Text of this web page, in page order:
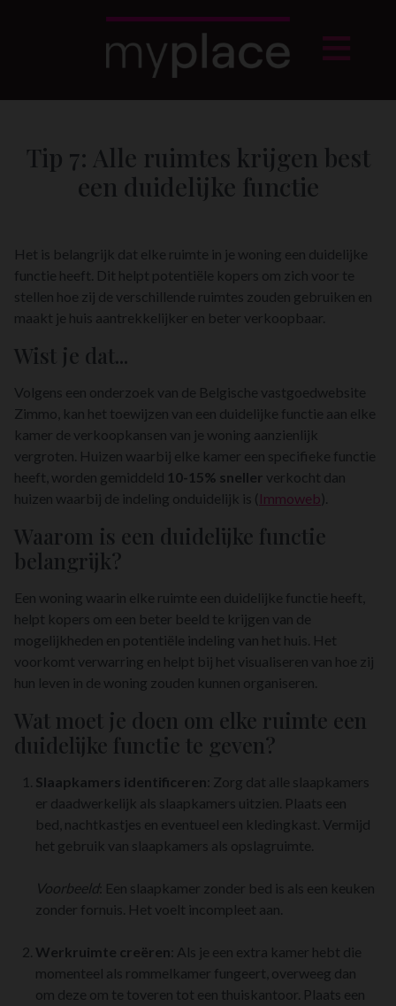
Tip 7: Alle ruimtes krijgen best
een duidelijke functie
Het is belangrijk dat elke ruimte in je woning een duidelijke
functie heeft. Dit helpt potentiële kopers om zich voor te
stellen hoe zij de verschillende ruimtes zouden gebruiken en
maakt je huis aantrekkelijker en beter verkoopbaar.
Wist je dat...
Volgens een onderzoek van de Belgische vastgoedwebsite
Zimmo, kan het toewijzen van een duidelijke functie aan elke
kamer de verkoopkansen van je woning aanzienlijk
vergroten. Huizen waarbij elke kamer een specifieke functie
heeft, worden gemiddeld 10-15% sneller verkocht dan
huizen waarbij de indeling onduidelijk is ( Immoweb).
Waarom is een duidelijke functie
belangrijk?
Een woning waarin elke ruimte een duidelijke functie heeft,
helpt kopers om een beter beeld te krijgen van de
mogelijkheden en potentiële indeling van het huis. Het
voorkomt verwarring en helpt bij het visualiseren van hoe zij
hun leven in de woning zouden kunnen organiseren.
Wat moet je doen om elke ruimte een
duidelijke functie te geven?
Slaapkamers identificeren : Zorg dat alle slaapkamers
er daadwerkelijk als slaapkamers uitzien. Plaats een
bed, nachtkastjes en eventueel een kledingkast. Vermijd
het gebruik van slaapkamers als opslagruimte.
Voorbeeld: Een slaapkamer zonder bed is als een keuken
zonder fornuis. Het voelt incompleet aan.
Werkruimte creëren : Als je een extra kamer hebt die
momenteel als rommelkamer fungeert, overweeg dan
om deze om te toveren tot een thuiskantoor. Plaats een